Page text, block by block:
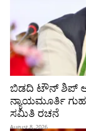
ಬಿಡದಿ ಟೌನ್ ಶಿಪ್
ನ್ಯಾಯಮೂರ್ತಿ
ಸಮಿತಿ ರಚನೆ
August 8, 2026